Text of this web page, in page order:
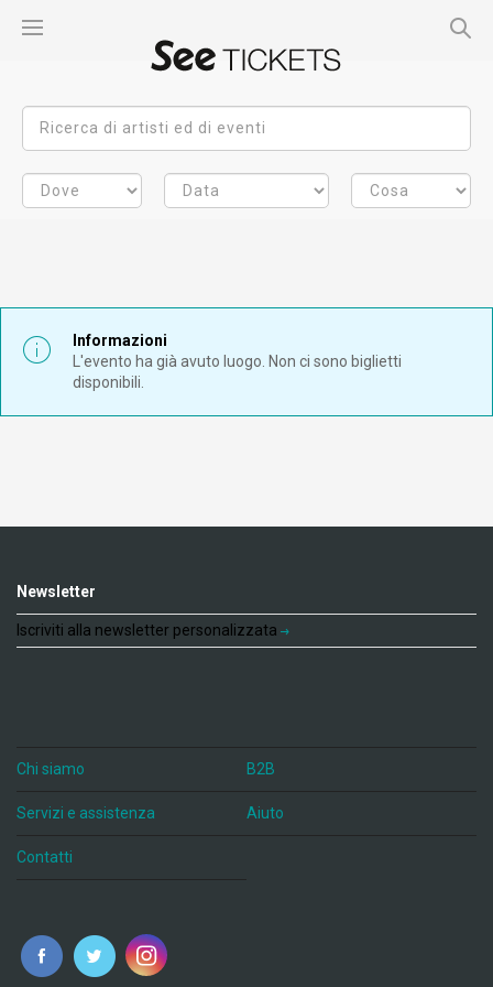
Informazioni
L'evento ha già avuto luogo. Non ci sono biglietti
disponibili.
Newsletter
Iscriviti alla newsletter personalizzata
Chi siamo B2B
Servizi e assistenza Aiuto
Contatti